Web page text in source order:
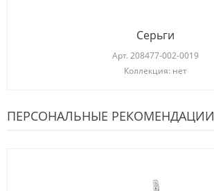
Серьги
Арт. 208477-002-0019
Коллекция: нет
ПЕРСОНАЛЬНЫЕ РЕКОМЕНДАЦИИ